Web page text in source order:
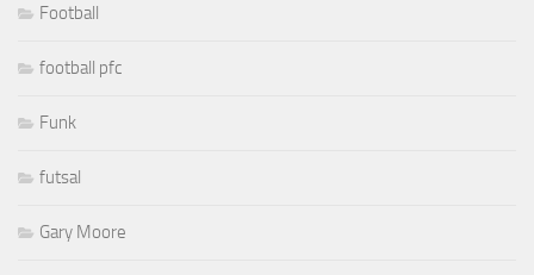
Football
football pfc
Funk
futsal
Gary Moore